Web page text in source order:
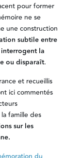
pour former
ne se
une construction
subtile entre
la
ou disparaît.
et recueillis
ici commentés
famille des
sur les